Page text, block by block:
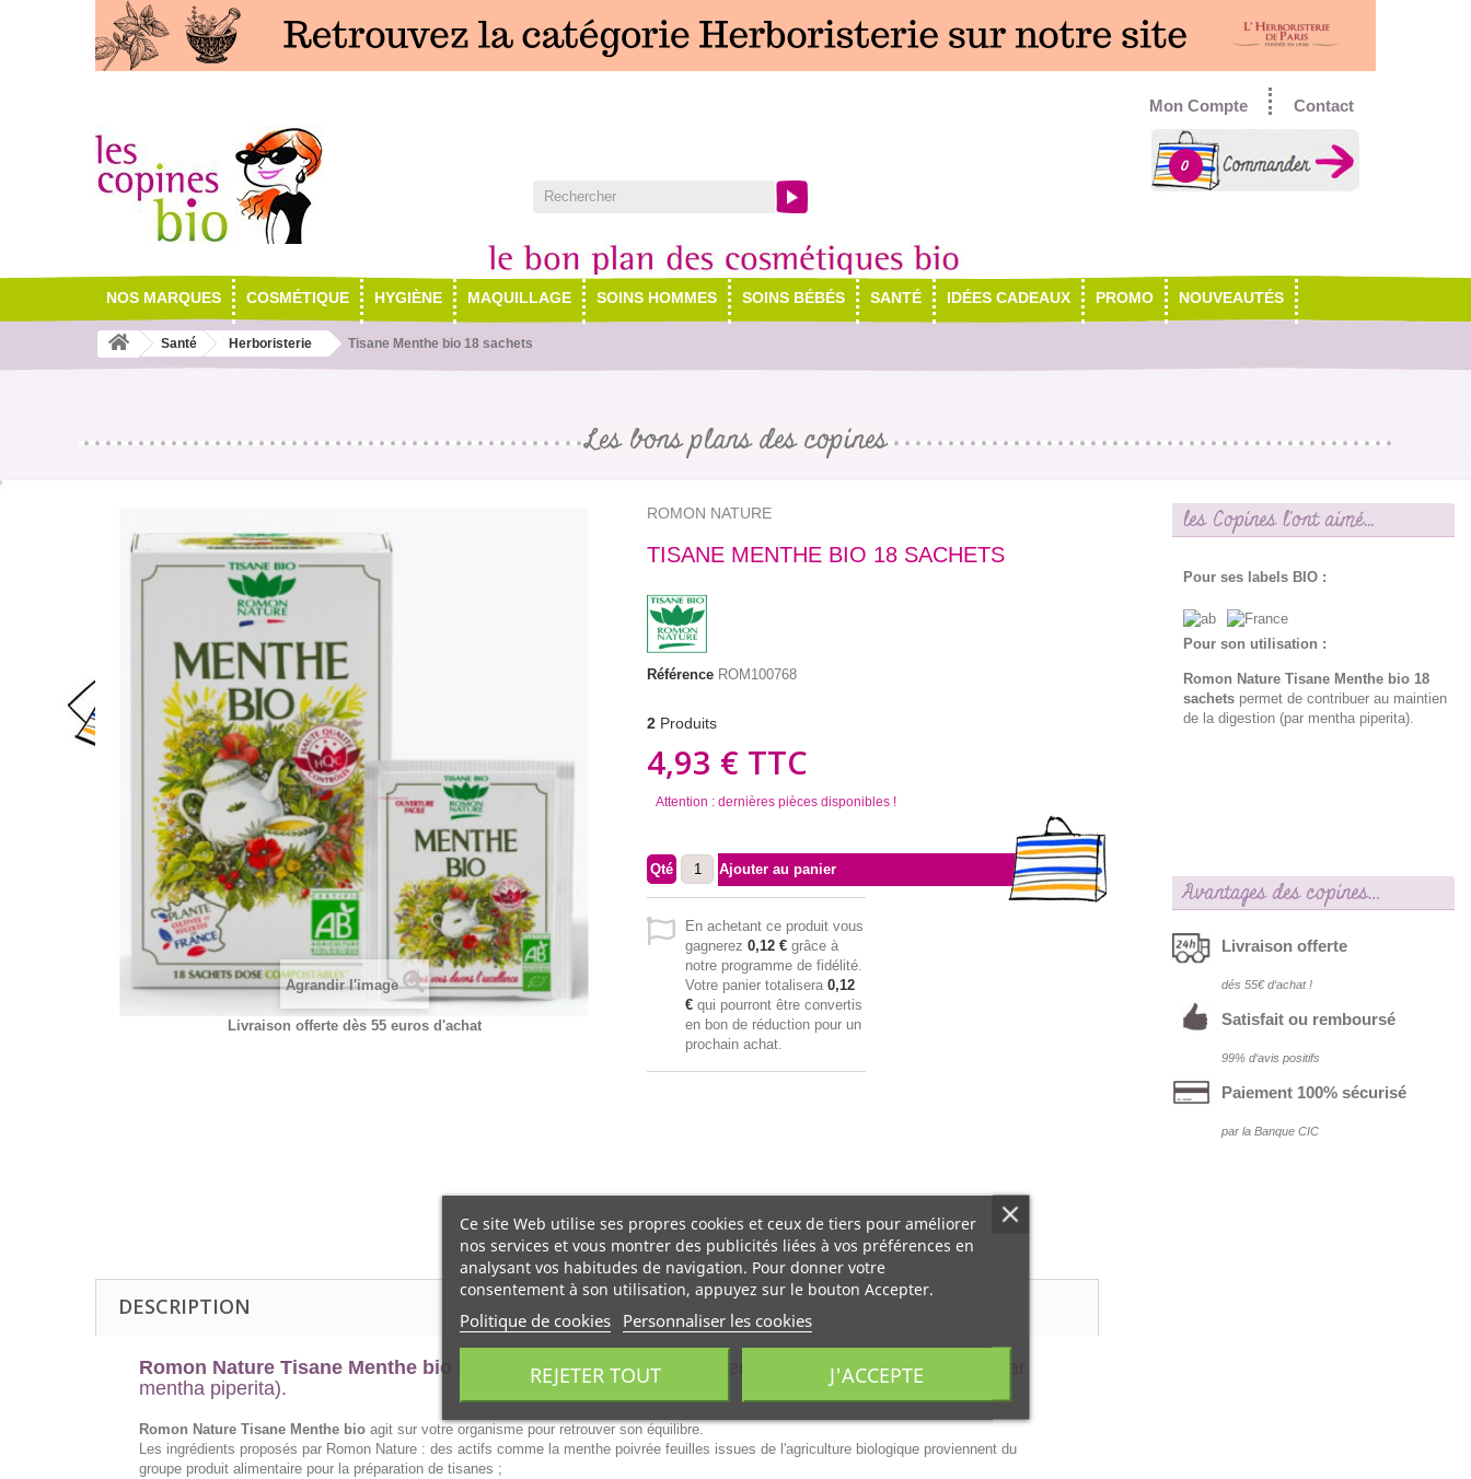
Contact
Mon Compte
0
NOS MARQUES COSMÉTIQUE HYGIÈNE MAQUILLAGE SOINS HOMMES SOINS BÉBÉS SANTÉ IDÉES CADEAUX PROMO NOUVEAUTÉS
Santé Herboristerie Tisane Menthe bio 18 sachets
Les bons plans des copines
Agrandir l'image
Livraison offerte dès 55 euros d'achat
ROMON NATURE
TISANE MENTHE BIO 18 SACHETS
Référence ROM100768
2 Produits
4,93 € TTC
Attention : dernières pièces disponibles !
Qté Ajouter au panier
En achetant ce produit vous
gagnerez 0,12 € grâce à
notre programme de fidélité.
Votre panier totalisera 0,12
€ qui pourront être convertis
en bon de réduction pour un
prochain achat.
les Copines l'ont aimé...
Pour ses labels BIO :
Pour son utilisation :
Romon Nature Tisane Menthe bio 18
sachetspermet de contribuer au maintien
de la digestion (par mentha piperita).
Avantages des copines…
Livraison offerte
dés 55€ d‘achat !
Satisfait ou remboursé
99% d‘avis positifs
Paiement 100% sécurisé
par la Banque CIC
DESCRIPTION
Romon Nature Tisane Menthe bio 18 sachetspermet de contribuer au maintien de la digestion (par
mentha piperita).
Romon Nature Tisane Menthe bio agit sur votre organisme pour retrouver son équilibre.
Les ingrédients proposés par Romon Nature : des actifs comme la menthe poivrée feuilles issues de l'agriculture biologique proviennent du
groupe produit alimentaire pour la préparation de tisanes ;
Ce site Web utilise ses propres cookies et ceux de tiers pour améliorer
nos services et vous montrer des publicités liées à vos préférences en
analysant vos habitudes de navigation. Pour donner votre
consentement à son utilisation, appuyez sur le bouton Accepter.
Politique de cookies Personnaliser les cookies
REJETER TOUT J'ACCEPTE